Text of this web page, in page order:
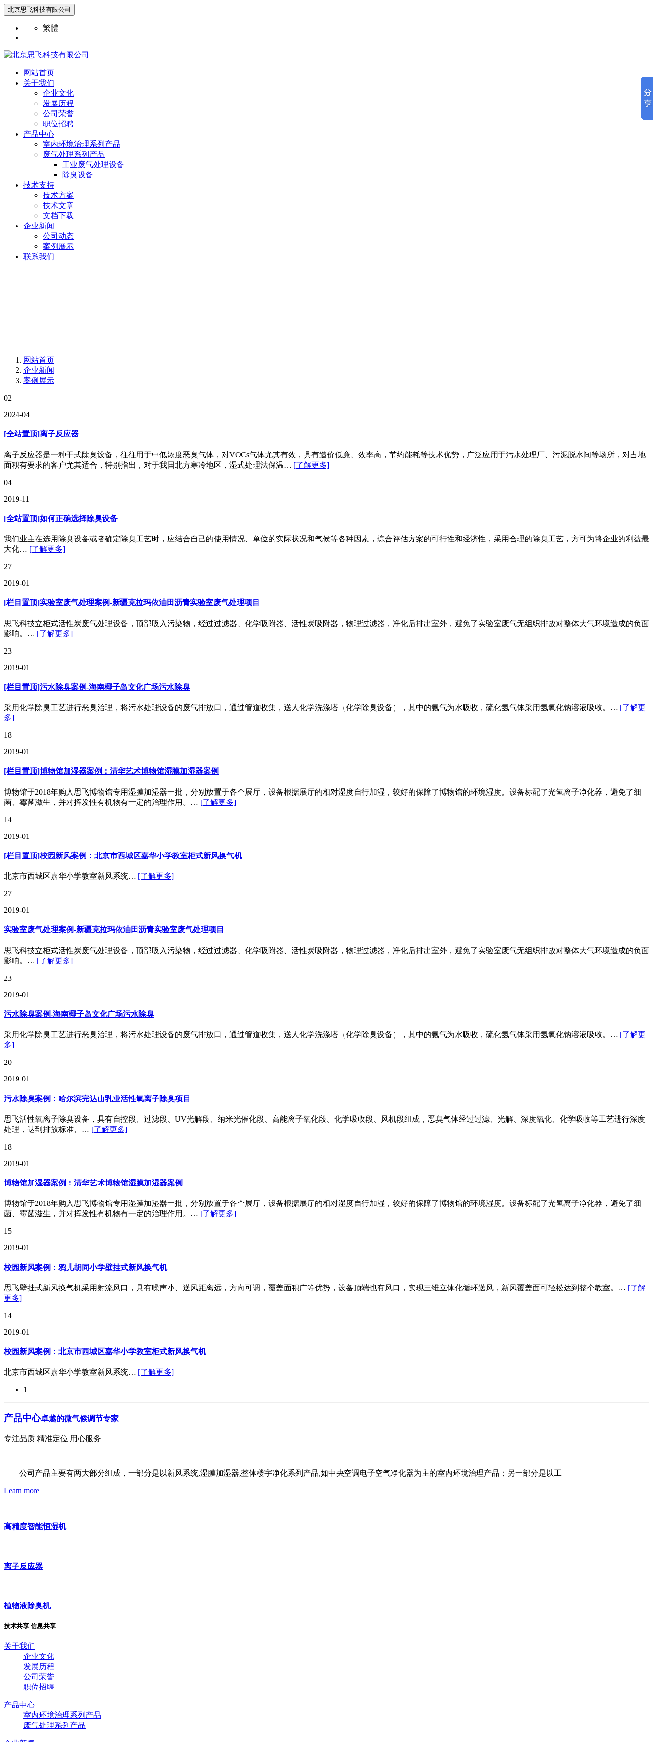
北京思飞科技有限公司
繁體
网站首页
关于我们
企业文化
发展历程
公司荣誉
职位招聘
产品中心
室内环境治理系列产品
废气处理系列产品
工业废气处理设备
除臭设备
技术支持
技术方案
技术文章
文档下载
企业新闻
公司动态
案例展示
联系我们
网站首页
企业新闻
案例展示
02
2024-04
[全站置顶]离子反应器
离子反应器是一种干式除臭设备，往往用于中低浓度恶臭气体，对VOCs气体尤其有效，具有造价低廉、效率高，节约能耗等技术优势，广泛应用于污水处理厂、污泥脱水间等场所，对占地
面积有要求的客户尤其适合，特别指出，对于我国北方寒冷地区，湿式处理法保温… [了解更多]
04
2019-11
[全站置顶]如何正确选择除臭设备
我们业主在选用除臭设备或者确定除臭工艺时，应结合自己的使用情况、单位的实际状况和气候等各种因素，综合评估方案的可行性和经济性，采用合理的除臭工艺，方可为将企业的利益最
大化… [了解更多]
27
2019-01
[栏目置顶]实验室废气处理案例-新疆克拉玛依油田沥青实验室废气处理项目
思飞科技立柜式活性炭废气处理设备，顶部吸入污染物，经过过滤器、化学吸附器、活性炭吸附器，物理过滤器，净化后排出室外，避免了实验室废气无组织排放对整体大气环境造成的负面
影响。… [了解更多]
23
2019-01
[栏目置顶]污水除臭案例-海南椰子岛文化广场污水除臭
采用化学除臭工艺进行恶臭治理，将污水处理设备的废气排放口，通过管道收集，送人化学洗涤塔（化学除臭设备），其中的氨气为水吸收，硫化氢气体采用氢氧化钠溶液吸收。… [了解更
多]
18
2019-01
[栏目置顶]博物馆加湿器案例：清华艺术博物馆湿膜加湿器案例
博物馆于2018年购入思飞博物馆专用湿膜加湿器一批，分别放置于各个展厅，设备根据展厅的相对湿度自行加湿，较好的保障了博物馆的环境湿度。设备标配了光氢离子净化器，避免了细
菌、霉菌滋生，并对挥发性有机物有一定的治理作用。… [了解更多]
14
2019-01
[栏目置顶]校园新风案例：北京市西城区嘉华小学教室柜式新风换气机
北京市西城区嘉华小学教室新风系统… [了解更多]
27
2019-01
实验室废气处理案例-新疆克拉玛依油田沥青实验室废气处理项目
思飞科技立柜式活性炭废气处理设备，顶部吸入污染物，经过过滤器、化学吸附器、活性炭吸附器，物理过滤器，净化后排出室外，避免了实验室废气无组织排放对整体大气环境造成的负面
影响。… [了解更多]
23
2019-01
污水除臭案例-海南椰子岛文化广场污水除臭
采用化学除臭工艺进行恶臭治理，将污水处理设备的废气排放口，通过管道收集，送人化学洗涤塔（化学除臭设备），其中的氨气为水吸收，硫化氢气体采用氢氧化钠溶液吸收。… [了解更
多]
20
2019-01
污水除臭案例：哈尔滨完达山乳业活性氧离子除臭项目
思飞活性氧离子除臭设备，具有自控段、过滤段、UV光解段、纳米光催化段、高能离子氧化段、化学吸收段、风机段组成，恶臭气体经过过滤、光解、深度氧化、化学吸收等工艺进行深度
处理，达到排放标准。… [了解更多]
18
2019-01
博物馆加湿器案例：清华艺术博物馆湿膜加湿器案例
博物馆于2018年购入思飞博物馆专用湿膜加湿器一批，分别放置于各个展厅，设备根据展厅的相对湿度自行加湿，较好的保障了博物馆的环境湿度。设备标配了光氢离子净化器，避免了细
菌、霉菌滋生，并对挥发性有机物有一定的治理作用。… [了解更多]
15
2019-01
校园新风案例：鸦儿胡同小学壁挂式新风换气机
思飞壁挂式新风换气机采用射流风口，具有噪声小、送风距离远，方向可调，覆盖面积广等优势，设备顶端也有风口，实现三维立体化循环送风，新风覆盖面可轻松达到整个教室。… [了解
更多]
14
2019-01
校园新风案例：北京市西城区嘉华小学教室柜式新风换气机
北京市西城区嘉华小学教室新风系统… [了解更多]
1
产品中心卓越的微气候调节专家
专注品质 精准定位 用心服务
——
公司产品主要有两大部分组成，一部分是以新风系统,湿膜加湿器,整体楼宇净化系列产品,如中央空调电子空气净化器为主的室内环境治理产品；另一部分是以工
Learn more
高精度智能恒湿机
离子反应器
植物液除臭机
技术共享|信息共享
关于我们
企业文化
发展历程
公司荣誉
职位招聘
产品中心
室内环境治理系列产品
废气处理系列产品